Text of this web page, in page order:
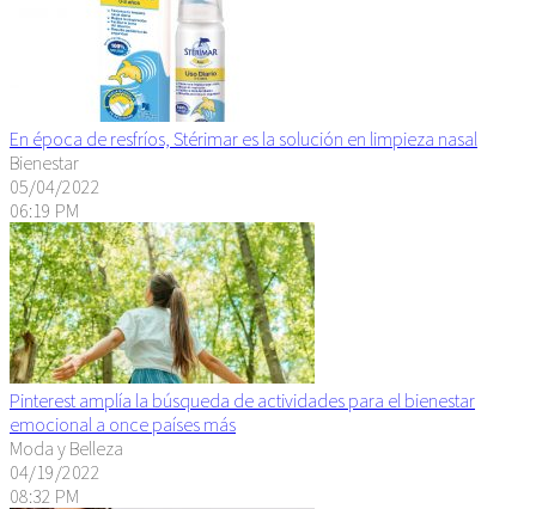
En época de resfríos, Stérimar es la solución en limpieza nasal
Bienestar
05/04/2022
06:19 PM
Pinterest amplía la búsqueda de actividades para el bienestar
emocional a once países más
Moda y Belleza
04/19/2022
08:32 PM